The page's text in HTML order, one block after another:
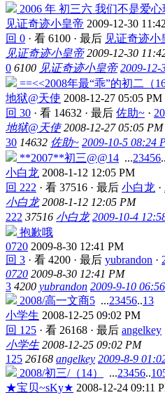
2006 年 初三六 我们不是爱
见证奇迹小皇帝 2009-12-30
回 0 · 看 6100 · 最后 见证奇迹小
见证奇迹小皇帝 2009-12-30
0 6100 见证奇迹小皇帝 2009-12-
==<<2008年最“乖”的初二（
地狱@天使 2008-12-27 05:05 PM
回 30 · 看 14632 · 最后 佐助~ ·
地狱@天使 2008-12-27 05:05 PM
30 14632 佐助~ 2009-10-5 08:24
**2007**初三@@14 ...23456..
小白龙 2008-1-12 12:05 PM
回 222 · 看 37516 · 最后 小白龙 ·
小白龙 2008-1-12 12:05 PM
222 37516 小白龙 2009-10-4
抱歉哦
0720 2009-8-30 12:41 PM
回 3 · 看 4200 · 最后 yubrandon ·
0720 2009-8-30 12:41 PM
3 4200 yubrandon 2009-9-10
2008/高一文商5 ...23456..13
小学生 2008-12-25 09:02 PM
回 125 · 看 26168 · 最后 angelkey
小学生 2008-12-25 09:02 PM
125 26168 angelkey 2009-8-9
2008/初三/（14）
...23456..
★宝贝~sKy★ 2008-12-24 09:11